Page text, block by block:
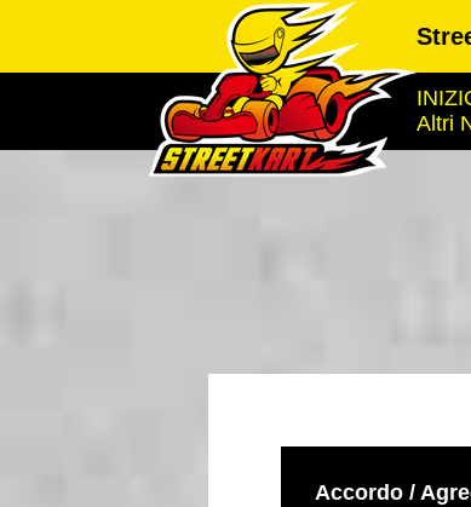
Altri
Accordo /